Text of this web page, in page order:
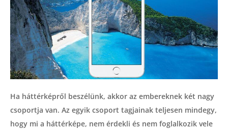
Ha háttérképről beszélünk, akkor az embereknek két nagy
csoportja van. Az egyik csoport tagjainak teljesen mindegy,
hogy mi a háttérképe, nem érdekli és nem foglalkozik vele